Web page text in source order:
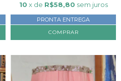
10 x de R$58,80 sem juros
PRONTA ENTREGA